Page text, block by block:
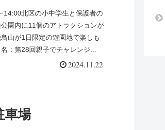
14:00北区の小中学生と保護者の
園内に11個のアトラクションが
山が1日限定の遊園地で楽しも
：第28回親子でチャレンジ...
2024.11.22
車場